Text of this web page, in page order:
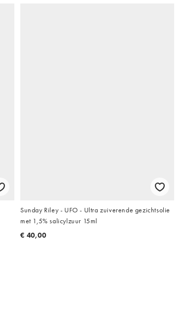
Sunday Riley - UFO - Ultra zuiverende gezichtsolie
met 1,5% salicylzuur 15ml
€ 40,00